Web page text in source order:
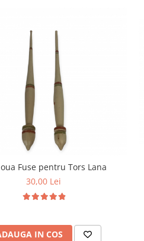
Fuse pentru Tors Lana
30,00 Lei
IN COS